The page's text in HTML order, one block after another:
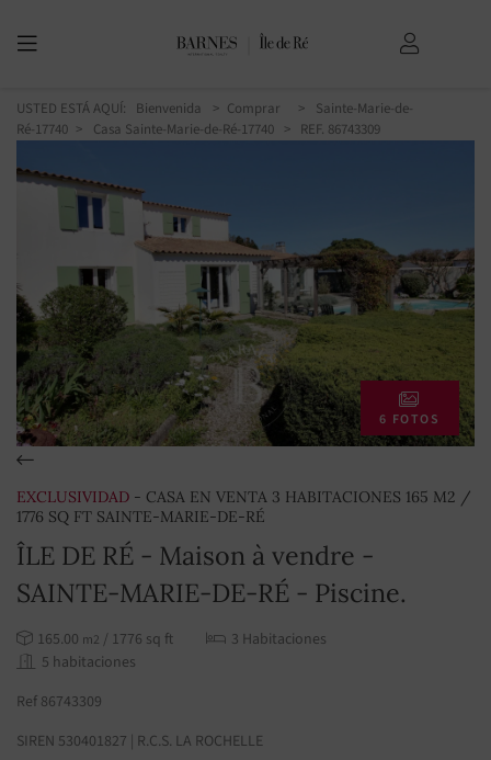
USTED ESTÁ AQUÍ: Bienvenida Comprar
Sainte-Marie-de-
Ré-17740
Casa Sainte-Marie-de-Ré-17740 > REF. 86743309
6 FOTOS
EXCLUSIVIDAD - CASA EN VENTA 3 HABITACIONES 165 M2 /
1776 SQ FT SAINTE-MARIE-DE-RÉ
ÎLE DE RÉ - Maison à vendre -
SAINTE-MARIE-DE-RÉ - Piscine.
165.00 m2 / 1776 sq ft
3 Habitaciones
5 habitaciones
Ref 86743309
SIREN 530401827 | R.C.S. LA ROCHELLE